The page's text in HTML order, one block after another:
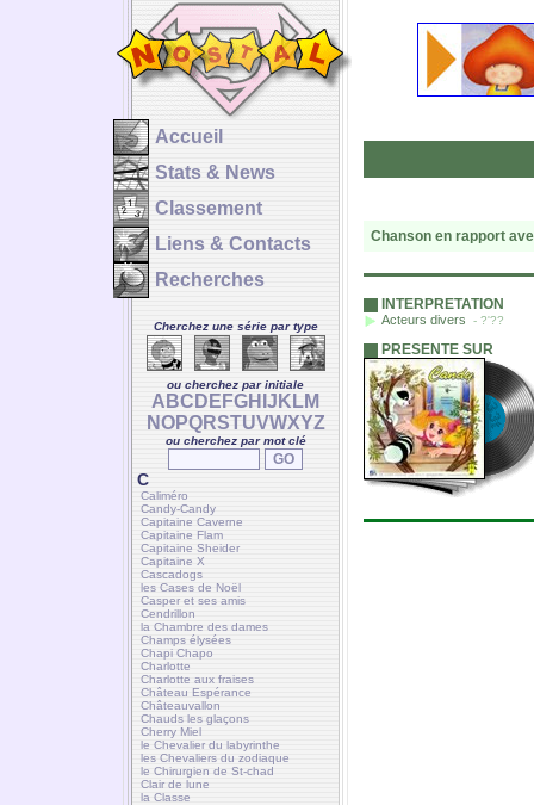
Accueil
Stats & News
Classement
Liens & Contacts
Recherches
Cherchez une série par type
ou cherchez par initiale
A BC D E FGH J K LM
NOPQRSTUVWXYZ
ou cherchez par mot clé
C
Caliméro
Candy-Candy
Capitaine Caverne
Capitaine Flam
Capitaine Sheider
Capitaine X
Cascadogs
les Cases de Noël
Casper et ses amis
Cendrillon
la Chambre des dames
Champs élysées
Chapi Chapo
Charlotte
Charlotte aux fraises
Château Espérance
Châteauvallon
Chauds les glaçons
Cherry Miel
le Chevalier du labyrinthe
les Chevaliers du zodiaque
le Chirurgien de St-chad
Clair de lune
la Classe
Chanson en rapport
INTERPRETATION
Acteurs divers - ?'??
PRESENTE SUR